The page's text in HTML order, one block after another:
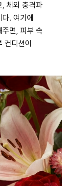
, 체외 충격파
. 여기에
면, 피부 속
디션이